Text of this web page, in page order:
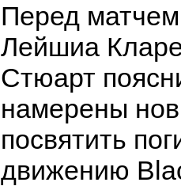
Перед
Лейшиа
Стюарт
намерены
посвятить
движению